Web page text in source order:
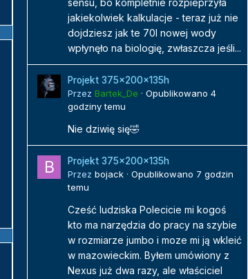
sensu, bo kompletnie rozpieprzyła
jakiekolwiek kalkulacje - teraz już nie
dojdziesz jak te 70l nowej wody
wpłynęło na biologię, zwłaszcza jeśli...
Projekt 375x200x135h
Przez Bartek_De · Opublikowano 4
godziny temu
Nie dziwię się🤣
Projekt 375x200x135h
Przez bojack · Opublikowano 7 godzin
temu
Cześć ludziska Polecicie mi kogoś
kto ma narzędzia do pracy na szybie
w rozmiarze jumbo i moze mi ją wkleić
w mazowieckim. Byłem umówiony z
Nexus już dwa razy, ale właściciel